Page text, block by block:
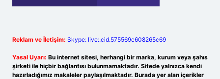
Reklam ve İletişim: Skype: live:.cid.575569c608265c69
Yasal Uyarı: Bu internet sitesi, herhangi bir marka, kurum veya şahıs
şirketi ile hiçbir bağlantısı bulunmamaktadır. Sitede yalnızca kendi
hazırladığımız makaleler paylaşılmaktadır. Burada yer alan içerikler